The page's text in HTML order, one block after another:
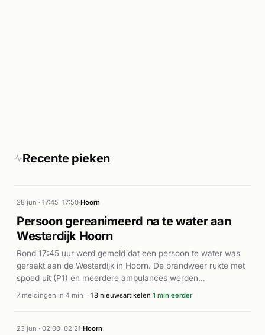
Recente pieken
28 jun · 17:45–17:50·Hoorn
Persoon gereanimeerd na te water aan
Westerdijk Hoorn
Rond 17:45 uur werd gemeld dat een persoon te water was
geraakt aan de Westerdijk in Hoorn. De brandweer rukte met
spoed uit (P1) en meerdere ambulances werden
gealarmeerd. Ter plaatse werd de persoon uit het water
plaatse vanwege de ernst van het incident. De hulpdiensten
7 meldingen in 4 min · 18 nieuwsartikelen 1 min eerder
23 jun · 02:00–02:21·Hoorn